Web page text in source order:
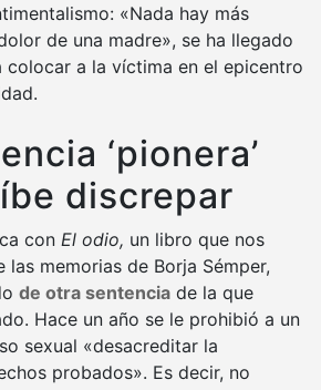
«Nada hay más
de una madre», se ha llegado
a la víctima en el epicentro
‘pionera’
discrepar
con El odio, un libro que nos
las memorias de Borja Sémper,
de otra sentencia de la que
Hace un año se le prohibió a un
sexual «desacreditar la
probados». Es decir, no